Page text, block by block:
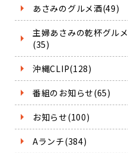
あさみのグルメ酒(49)
主婦あさみの乾杯グル
(35)
沖縄CLIP(128)
番組のお知らせ(65)
お知らせ(100)
Aランチ(384)